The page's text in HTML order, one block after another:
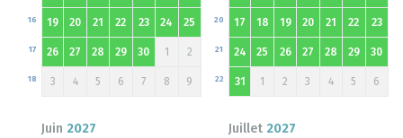
19
16 20 21 22 23 24 25
26
17 27 28 29 30 1 2
3
18 4 5 6 7 8 9
17
20 18 19 20 21 22 23
24
21 25 26 27 28 29 30
31
22 1 2 3 4 5 6
Juin 2027 Juillet 2027